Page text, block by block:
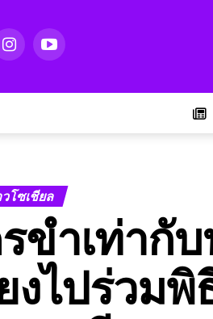
วโซเชียล
ขำเท่ากั
งไปร่วม